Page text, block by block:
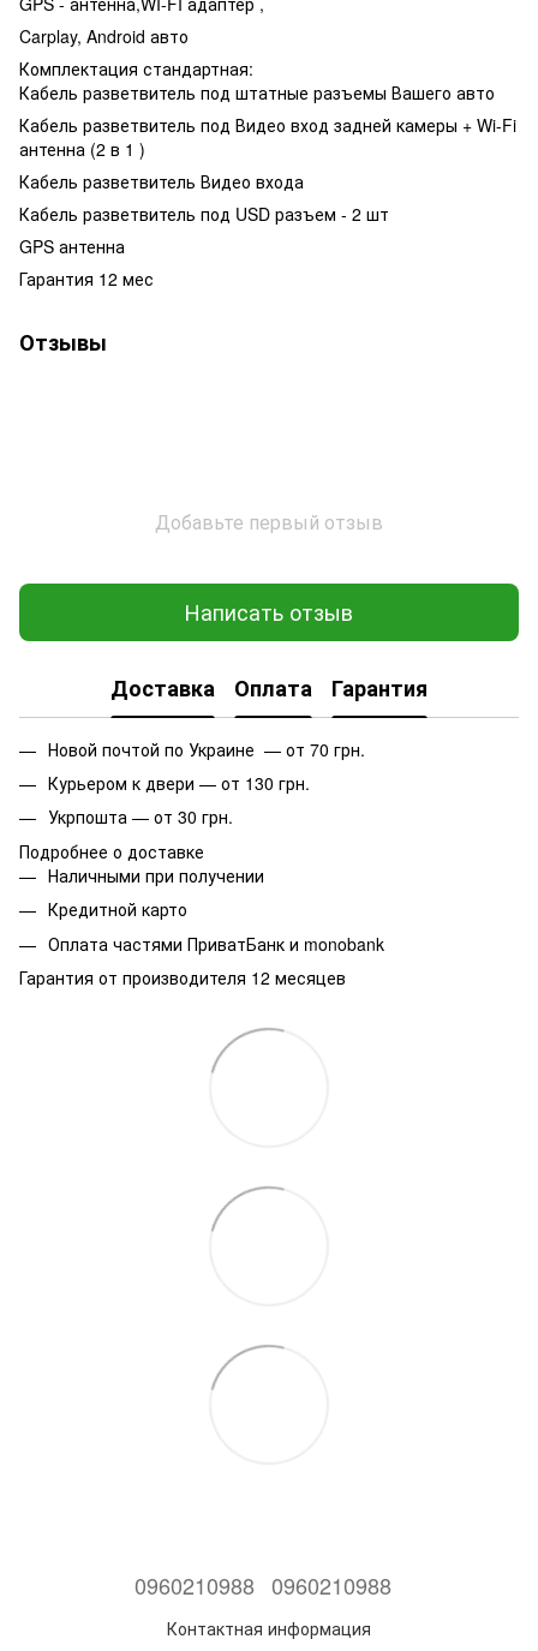
Carplay, Android авто
Комплектация стандартная:
Кабель разветвитель под штатные разъемы Вашего авто
Кабель разветвитель под Видео вход задней камеры + Wi-Fi
антенна (2 в 1 )
Кабель разветвитель Видео входа
Кабель разветвитель под USD разъем - 2 шт
GPS антенна
Гарантия 12 мес
Отзывы
Добавьте первый отзыв
Написать отзыв
Доставка Оплата Гарантия
Новой почтой по Украине — от 70 грн.
Курьером к двери — от 130 грн.
Укрпошта — от 30 грн.
Подробнее о доставке
Наличными при получении
Кредитной карто
Оплата частями ПриватБанк и monobank
Гарантия от производителя 12 месяцев
0960210988 0960210988
Контактная информация